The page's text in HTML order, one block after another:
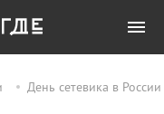
День сетевика в
Все